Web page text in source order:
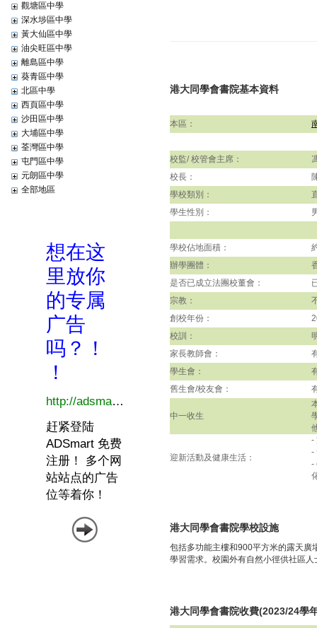
觀塘區中學
深水埗區中學
黃大仙區中學
油尖旺區中學
離島區中學
葵青區中學
北區中學
西頁區中學
沙田區中學
大埔區中學
荃灣區中學
屯門區中學
元朗區中學
全部地區
港大同學會書院基本資料
本區：
校監/ 校管會主席：
校長：
學校類別：
學生性別：
學校佔地面積：
辦學團體：
是否已成立法團校董會：
宗教：
創校年份：
校訓：
家長教師會：
學生會：
舊生會/校友會：
中一收生
迎新活動及健康生活：
-
-
-
港大同學會書院學校設施
包括多功能主樓和900平方米的露天廣
學習需求。校園外有自然小徑供社區人
港大同學會書院收費(2023/24學